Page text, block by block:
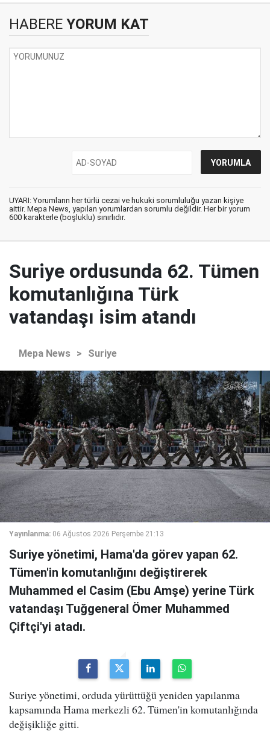
HABERE YORUM KAT
UYARI: Yorumların her türlü cezai ve hukuki sorumluluğu yazan kişiye
aittir. Mepa News, yapılan yorumlardan sorumlu değildir. Her bir yorum
600 karakterle (boşluklu) sınırlıdır.
Suriye ordusunda 62. Tümen
komutanlığına Türk
vatandaşı isim atandı
Mepa News > Suriye
Yayınlanma: 06 Ağustos 2026 Perşembe 21:13
Suriye yönetimi, Hama'da görev yapan 62.
Tümen'in komutanlığını değiştirerek
Muhammed el Casim (Ebu Amşe) yerine Türk
vatandaşı Tuğgeneral Ömer Muhammed
Çiftçi'yi atadı.
Suriye yönetimi, orduda yürüttüğü yeniden yapılanma
kapsamında Hama merkezli 62. Tümen'in komutanlığında
değişikliğe gitti.